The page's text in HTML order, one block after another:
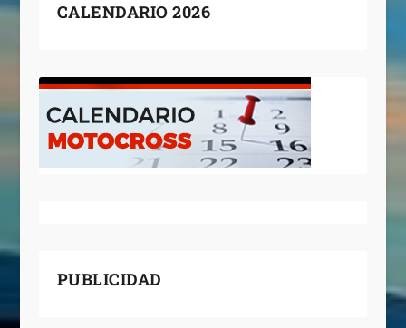
CALENDARIO 2026
PUBLICIDAD